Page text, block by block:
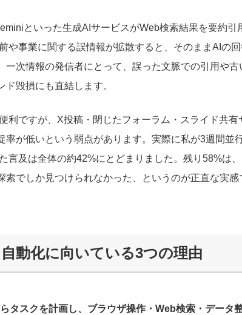
といった生成AIサービスがWeb検索結果を要約引
や事業に関する誤情報が拡散すると、そのままAIの回
一次情報の発信者にとって、誤った文脈での引用や古
毀損にも直結します。
利ですが、X投稿・閉じたフォーラム・スライド共有
率が低いという弱点があります。実際に私が3週間並
言及は全体の約42%にとどまりました。残り58%は、
でしか見つけられなかった、というのが正直な実感
動化に向いている3つの理由
タスクを計画し、ブラウザ操作・Web検索・データ